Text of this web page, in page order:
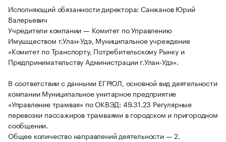
Исполняющий обязанности директора: Санжанов Юрий
Валерьевич
Учредители компании — Комитет по Управлению
Имушществом г.Улан-Удэ, Муниципальное учреждение
«Комитет по Транспорту, Потребительскому Рынку и
Предпринимательству Администрации г.Улан-Удэ».
В соответствии с данными ЕГРЮЛ, основной вид деятельности
компании Муниципальное унитарное предприятие
«Управление трамвая» по ОКВЭД: 49.31.23 Регулярные
перевозки пассажиров трамваями в городском и пригородном
сообщении.
Общее количество направлений деятельности — 2.